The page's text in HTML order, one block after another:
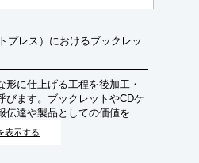
プレス）におけるブックレッ
に仕上げる工程を後加工・
びます。ブックレットやCDケ
伝達や製品としての価値を高
ます。ブックレットは、冊子
DVDを収納・保護するため
表示する